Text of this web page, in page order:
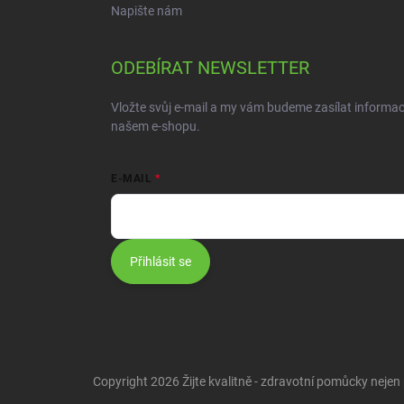
Napište nám
ODEBÍRAT NEWSLETTER
Vložte svůj e-mail a my vám budeme zasílat
našem e-shopu.
E-MAIL
Přihlásit se
Copyright 2026 Žijte kvalitně - zdravotní pomůcky nejen